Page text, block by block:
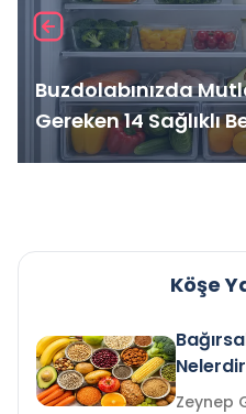
Buzdolabınızda
Gereken 14 Sağlıklı
Köşe